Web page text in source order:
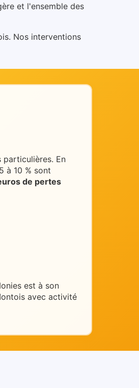
et l'ensemble des
Nos interventions
particulières. En
à 10 % sont
de pertes
est à son
avec activité